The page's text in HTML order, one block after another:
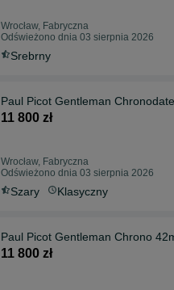
Wrocław, Fabryczna
Odświeżono dnia 03 sierpnia 2026
Srebrny
Paul Picot Gentleman
11 800 zł
Wrocław, Fabryczna
Odświeżono dnia 03 sierpnia 2026
Szary Klasyczny
Paul Picot Gentleman Chrono
11 800 zł